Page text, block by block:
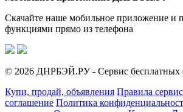
Скачайте наше мобильное приложение и
функциями прямо из телефона
© 2026 ДНРБЭЙ.РУ - Сервис бесплатных
Купи, продай, объявления Правила
соглашение Политика